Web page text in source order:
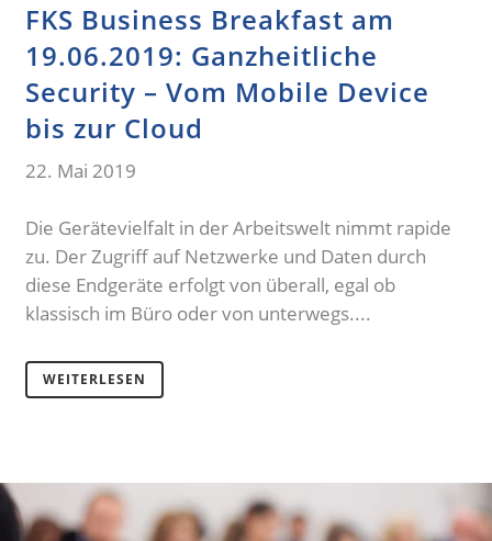
FKS Business Breakfast am
19.06.2019: Ganzheitliche
Security – Vom Mobile Device
bis zur Cloud
22. Mai 2019
Die Gerätevielfalt in der Arbeitswelt nimmt rapide
zu. Der Zugriff auf Netzwerke und Daten durch
diese Endgeräte erfolgt von überall, egal ob
klassisch im Büro oder von unterwegs....
WEITERLESEN